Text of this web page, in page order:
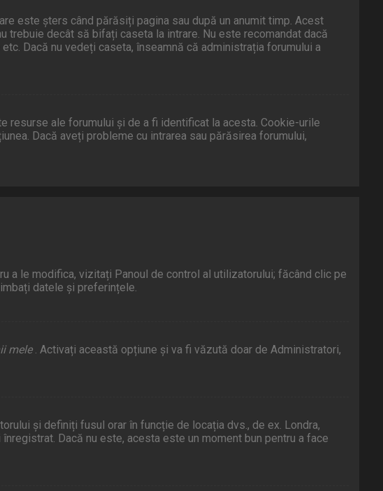
este șters când părăsiți pagina sau după un anumit timp. Acest
trebuie decât să bifați caseta la intrare. Nu este recomandat dacă
Dacă nu vedeți caseta, înseamnă că administrația forumului a
resurse ale forumului și de a fi identificat la acesta. Cookie-urile
Dacă aveți probleme cu intrarea sau părăsirea forumului,
a le modifica, vizitați Panoul de control al utilizatorului; făcând clic pe
datele și preferințele.
mele . Activați această opțiune și va fi văzută doar de Administratori,
și definiți fusul orar în funcție de locația dvs., de ex. Londra,
Dacă nu este, acesta este un moment bun pentru a face